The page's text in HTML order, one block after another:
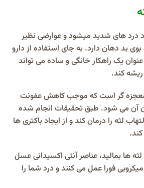
درد های شدید میشود و عوارضی نظیر
بد دهان دارد. به جای استفاده از دارو
یک راهکار خانگی و ساده می تواند
کند.
گر است که موجب کاهش عفونت
آن می شود. طبق تحقیقات انجام شده
لثه را درمان کند و از ایجاد باکتری ها
ها بمالید، عناصر آنتی اکسیدانی عسل
فورا عمل می کنند و درد شما را